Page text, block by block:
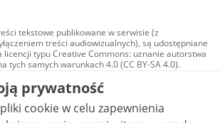
tekstowe publikowane w serwisie (z
treści audiowizualnych), są udostępniane
licencji typu Creative Commons: uznanie autorstwa
tych samych warunkach 4.0 (CC BY-SA 4.0).
audiowizualne, w tym zdjęcia, materiały
i wideo, są udostępniane na licencji typu
Commons: uznanie autorstwa użycie
- bez utworów zależnych 4.0 (CC BY-
ND 4.0), o ile nie jest to stwierdzone inaczej.
prywatność
cookie w celu zapewnienia